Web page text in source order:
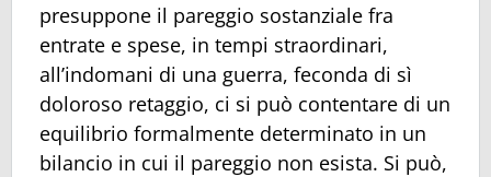
presuppone il pareggio sostanziale fra
entrate e spese, in tempi straordinari,
all’indomani di una guerra, feconda di sì
doloroso retaggio, ci si può contentare di un
equilibrio formalmente determinato in un
bilancio in cui il pareggio non esista. Si può,